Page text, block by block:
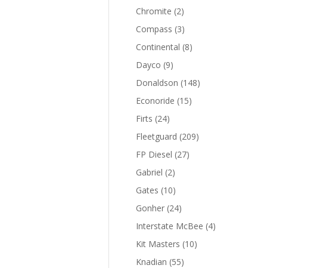
productos
Chromite 22
productos
Compass 33
productos
Continental 88
Dayco 99
productos
Donaldson 148148
Econoride 1515
Firts 2424
productos
Fleetguard 209209
FP Diesel 2727
Gabriel 22
productos
Gates 1010
productos
Gonher 2424
productos
Interstate McBee 44
Kit Masters 1010
Knadian 5555